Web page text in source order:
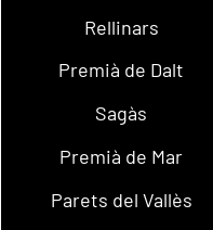
Rellinars
Premià de Dalt
Sagàs
Premià de Mar
Parets del Vallès